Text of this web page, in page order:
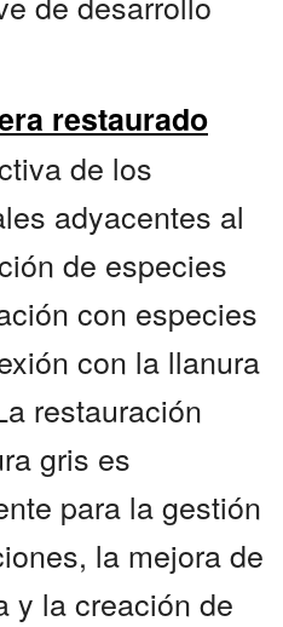
restaurado
de los
adyacentes al
de especies
con especies
con la llanura
restauración
gris es
para la gestión
la mejora de
y la creación de